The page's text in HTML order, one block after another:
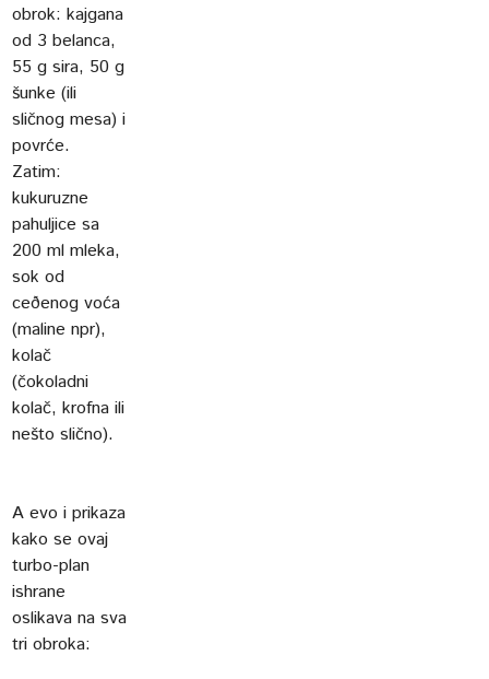
obrok: kajgana
od 3 belanca,
55 g sira, 50 g
šunke (ili
sličnog mesa) i
povrće.
Zatim:
kukuruzne
pahuljice sa
200 ml mleka,
sok od
ceðenog voća
(maline npr),
kolač
(čokoladni
kolač, krofna ili
nešto slično).
A evo i prikaza
kako se ovaj
turbo-plan
ishrane
oslikava na sva
tri obroka: